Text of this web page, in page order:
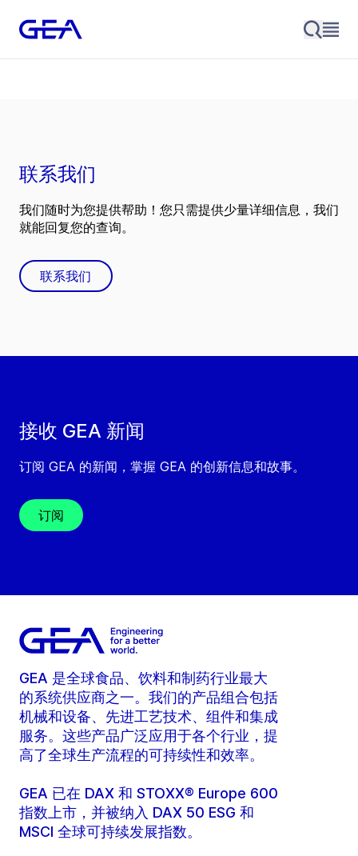
接收 GEA 新闻
订阅 GEA 的新闻，掌握 GEA 的创新信息和故事。
订阅
联系我们
我们随时为您提供帮助！您只需提供少量详细信息，我们
就能回复您的查询。
联系我们
GEA 是全球食品、饮料和制药行业最大
的系统供应商之一。我们的产品组合包括
机械和设备、先进工艺技术、组件和集成
服务。这些产品广泛应用于各个行业，提
高了全球生产流程的可持续性和效率。
GEA 已在 DAX 和 STOXX® Europe 600
指数上市，并被纳入 DAX 50 ESG 和
MSCI 全球可持续发展指数。